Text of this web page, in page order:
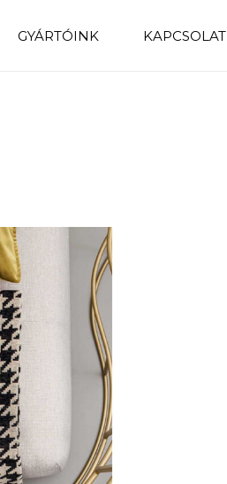
GYÁRTÓINK KAPCSOLAT